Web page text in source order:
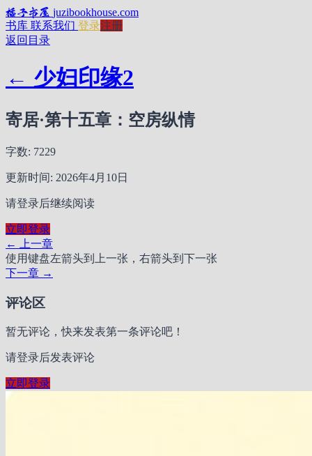
橘子书屋 juzibookhouse.com
书库 联系我们 登录注册
返回目录
← 少妇印缘2
寄居·第十五章：空房纵情
字数: 7229
更新时间: 2026年4月10日
请登录后继续阅读
立即登录
← 上一章
使用键盘左箭头到上一张，右箭头到下一张
下一章 →
评论区
暂无评论，快来发表第一条评论吧！
请登录后发表评论
立即登录